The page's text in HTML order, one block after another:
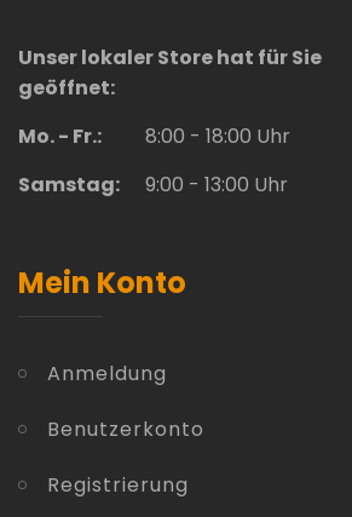
Unser lokaler Store hat für Sie
geöffnet:
Mo. - Fr.:
8:00 - 18:00 Uhr
Samstag:
9:00 - 13:00 Uhr
Mein Konto
Anmeldung
Benutzerkonto
Registrierung